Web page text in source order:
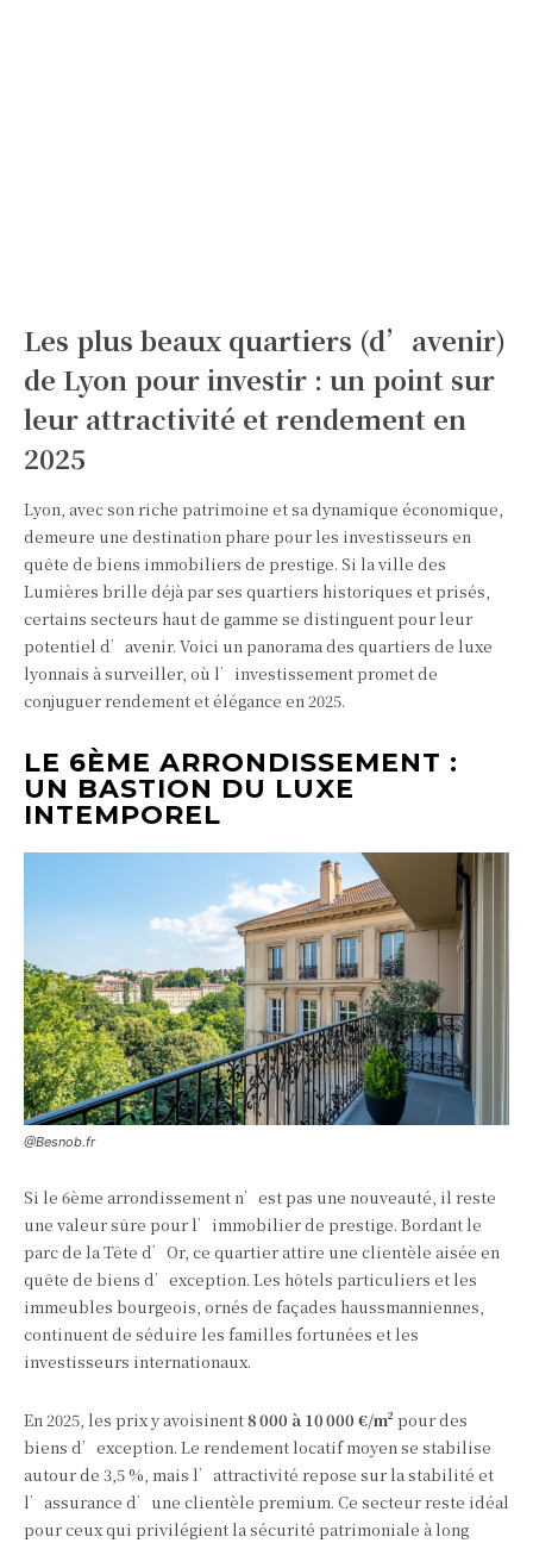
Les plus beaux quartiers (d’avenir)
de Lyon pour investir : un point sur
leur attractivité et rendement en
2025
Lyon, avec son riche patrimoine et sa dynamique économique,
demeure une destination phare pour les investisseurs en
quête de biens immobiliers de prestige. Si la ville des
Lumières brille déjà par ses quartiers historiques et prisés,
certains secteurs haut de gamme se distinguent pour leur
potentiel d’avenir. Voici un panorama des quartiers de luxe
lyonnais à surveiller, où l’investissement promet de
conjuguer rendement et élégance en 2025.
LE 6ÈME ARRONDISSEMENT :
UN BASTION DU LUXE
INTEMPOREL
@Besnob.fr
Si le 6ème arrondissement n’est pas une nouveauté, il reste
une valeur sûre pour l’immobilier de prestige. Bordant le
parc de la Tête d’Or, ce quartier attire une clientèle aisée en
quête de biens d’exception. Les hôtels particuliers et les
immeubles bourgeois, ornés de façades haussmanniennes,
continuent de séduire les familles fortunées et les
investisseurs internationaux.
En 2025, les prix y avoisinent8 000 à 10 000 €/m² pour des
biens d’exception. Le rendement locatif moyen se stabilise
autour de 3,5 %, mais l’attractivité repose sur la stabilité et
l’assurance d’une clientèle premium. Ce secteur reste idéal
pour ceux qui privilégient la sécurité patrimoniale à long